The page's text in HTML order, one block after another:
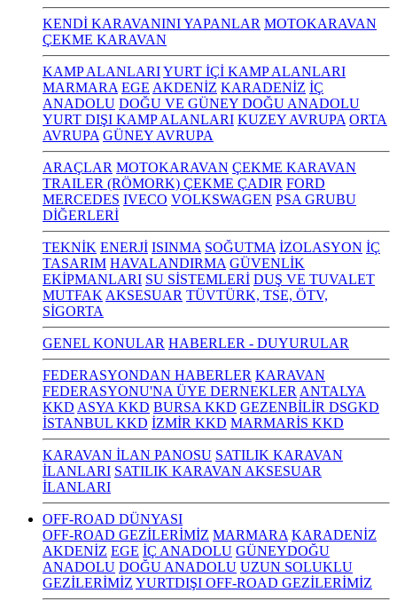
KENDİ KARAVANINI YAPANLAR MOTOKARAVAN
ÇEKME KARAVAN
KAMP ALANLARIYURT İÇİ KAMP ALANLARI
MARMARA EGE AKDENİZ KARADENİZ İÇ
ANADOLU DOĞU VE GÜNEY DOĞU ANADOLU
YURT DIŞI KAMP ALANLARI KUZEY AVRUPA ORTA
AVRUPA GÜNEY AVRUPA
ARAÇLAR MOTOKARAVAN ÇEKME KARAVAN
TRAILER (RÖMORK) ÇEKME ÇADIR FORD
MERCEDES IVECO VOLKSWAGEN PSA GRUBU
DİĞERLERİ
TEKNİK ENERJİ ISINMA SOĞUTMA İZOLASYON İÇ
TASARIM HAVALANDIRMA GÜVENLİK
EKİPMANLARI SU SİSTEMLERİ DUŞ VE TUVALET
MUTFAK AKSESUAR TÜVTÜRK, TSE, ÖTV,
SİGORTA
GENEL KONULAR HABERLER - DUYURULAR
FEDERASYONDAN HABERLER KARAVAN
FEDERASYONU'NA ÜYE DERNEKLER ANTALYA
KKD ASYA KKD BURSA KKD GEZENBİLİR DSGKD
İSTANBUL KKD İZMİR KKD MARMARİS KKD
KARAVAN İLAN PANOSU SATILIK KARAVAN
İLANLARI SATILIK KARAVAN AKSESUAR
İLANLARI
OFF-ROAD DÜNYASI
OFF-ROAD GEZİLERİMİZ MARMARA KARADENİZ
AKDENİZ EGE İÇ ANADOLU GÜNEYDOĞU
ANADOLU DOĞU ANADOLU UZUN SOLUKLU
GEZİLERİMİZ YURTDIŞI OFF-ROAD GEZİLERİMİZ